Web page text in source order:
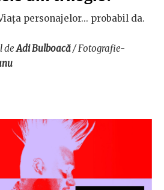
personajelor... probabil da.
deAdi Bulboacă/ Fotografie-